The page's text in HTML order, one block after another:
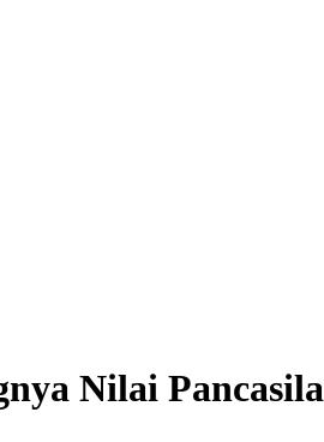
Nilai Pancasila